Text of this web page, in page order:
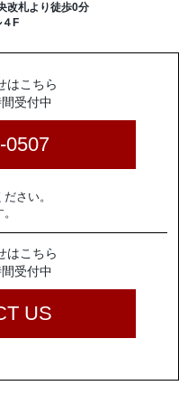
改札より徒歩0分
F
はこちら
間受付中
0507
さい。
はこちら
間受付中
US